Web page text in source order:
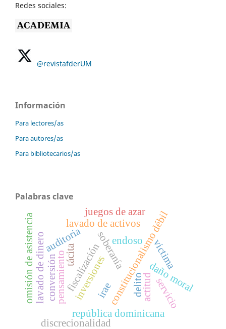
Redes sociales:
@revistafderUM
Información
Para lectores/as
Para autores/as
Para bibliotecarios/as
Palabras clave
constitucionalismo débil
república dominicana
fiscalización
auditoria soberanía
pensamiento actitud
lavado de activos
lavado de dinero delito daño moral
inversiones
irae
juegos de azar
omisión de asistencia conversión tácita
servicio
endoso
discrecionalidad
victima